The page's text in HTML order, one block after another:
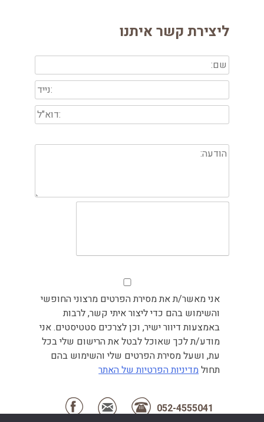
ליצירת קשר איתנו
אני מאשר/ת את מסירת הפרטים מרצוני החופשי
והשימוש בהם כדי ליצור איתי קשר, לרבות
באמצעות דיוור ישיר, וכן לצרכים סטטיסטים. אני
מודע/ת לכך שאוכל לבטל את הרישום שלי בכל
עת, ושעל מסירת הפרטים שלי והשימוש בהם
תחולמדיניות הפרטיות של האתר
052-4555041